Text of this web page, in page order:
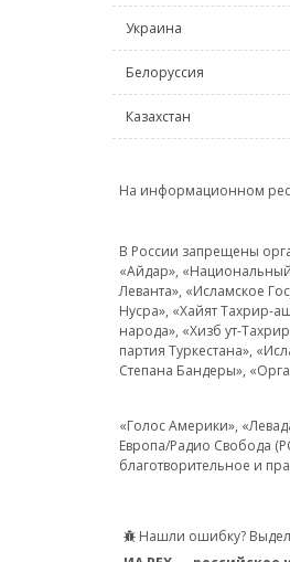
Украина
Белоруссия
Казахстан
На информационном
В России запрещены
«Айдар», «Национальный
Леванта», «Исламское
Нусра», «Хайят Тахрир-
народа», «Хизб ут-
партия Туркестана»,
Степана Бандеры»,
«Голос Америки»,
Европа/Радио Свобода
благотворительное и
Нашли ошибку?